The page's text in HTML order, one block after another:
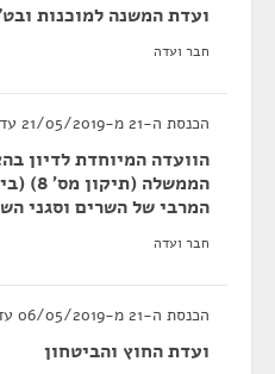
ועדת המשנה למוכנות
חבר ועדה
הכנסת ה-21 מ-21/05/2019 עד 03/10/2019
הוועדה המיוחדת לדיון
המרבי של השרים וסגני
חבר ועדה
הכנסת ה-21 מ-06/05/2019 עד 03/10/2019
ועדת החוץ והביטחון